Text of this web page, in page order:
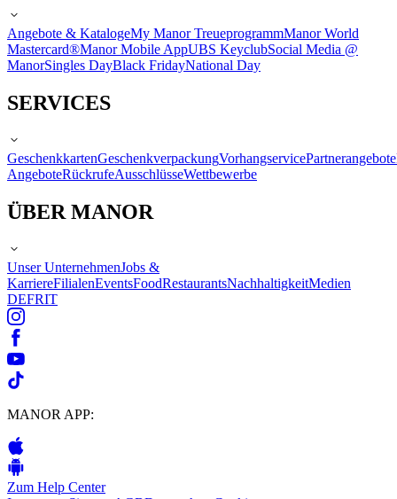
Angebote & KatalogeMy Manor TreueprogrammManor World
Mastercard®Manor Mobile AppUBS KeyclubSocial Media @
ManorSingles DayBlack FridayNational Day
SERVICES
GeschenkkartenGeschenkverpackungVorhangservicePartnerangebote
AngeboteRückrufeAusschlüsseWettbewerbe
ÜBER MANOR
Unser UnternehmenJobs &
KarriereFilialenEventsFoodRestaurantsNachhaltigkeitMedien
DEFRIT
MANOR APP:
Zum Help Center